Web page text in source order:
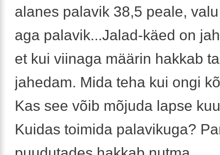
alanes palavik 38,5 peale,
aga palavik...Jalad-käed on
et kui viinaga määrin hakkab
jahedam. Mida teha kui ongi
Kas see võib mõjuda lapse
Kuidas toimida palavikuga?